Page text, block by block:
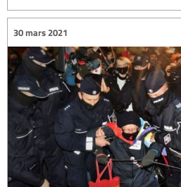
30 mars 2021